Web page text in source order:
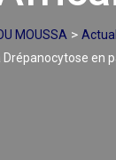
MOUSSA >
Drépanocytose en